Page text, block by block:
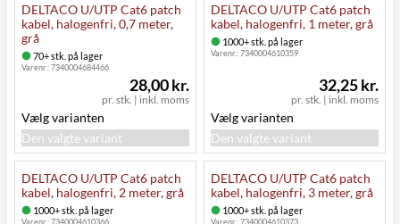
DELTACO U/UTP Cat6 patch
kabel, halogenfri, 0,7 meter,
grå
70+ stk. på lager
Varenr.:7340004684466
pr. stk. | inkl. moms
28,00 kr.
Vælg varianten
Den valgte variant
DELTACO U/UTP Cat6 patch
kabel, halogenfri, 1 meter, grå
1000+ stk. på lager
Varenr.:7340004610359
pr. stk. | inkl. moms
32,25 kr.
Vælg varianten
Den valgte variant
DELTACO U/UTP Cat6 patch
kabel, halogenfri, 2 meter, grå
1000+ stk. på lager
Varenr.:7340004610366
DELTACO U/UTP Cat6 patch
kabel, halogenfri, 3 meter, grå
1000+ stk. på lager
Varenr.:7340004610373